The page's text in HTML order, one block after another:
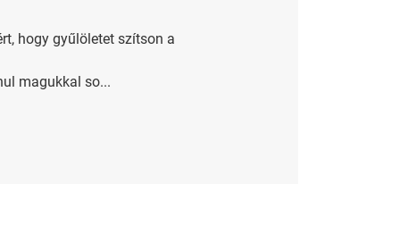
hogy gyűlöletet szítson a
magukkal so...